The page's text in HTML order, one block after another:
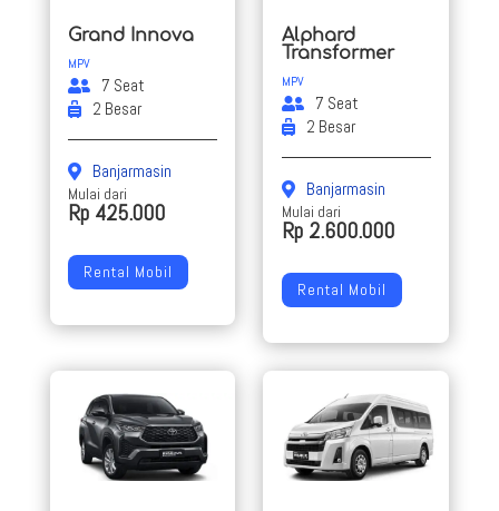
Grand Innova
MPV
7 Seat
2 Besar
Banjarmasin
Mulai dari
Rp 425.000
Rental Mobil
Alphard
Transformer
MPV
7 Seat
2 Besar
Banjarmasin
Mulai dari
Rp 2.600.000
Rental Mobil